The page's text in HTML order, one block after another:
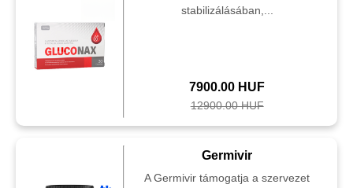
stabilizálásában,...
7900.00 HUF
12900.00 HUF
Germivir
A Germivir támogatja a szervezet